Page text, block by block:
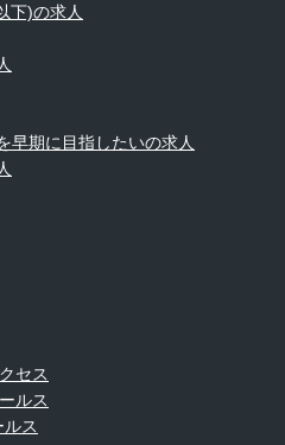
下)の求人
早期に目指したいの求人
セス
ルス
ス